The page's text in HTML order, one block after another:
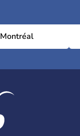
Montréal